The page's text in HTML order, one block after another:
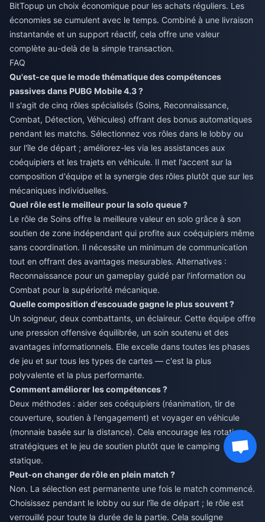
BitTopup un choix économique pour les achats réguliers. Les
économies se cumulent avec le temps. Combiné à une livraison
instantanée et un support réactif, cela offre une valeur
complète au-delà de la simple transaction.
FAQ
Qu'est-ce que le mode thématique des compétences
passives dans PUBG Mobile 4.3 ?
Il s'agit de cinq rôles spécialisés (Soins, Reconnaissance,
Combat, Détection, Véhicules) offrant des bonus automatiques
pendant les matchs. Sélectionnez vos rôles dans le lobby ou
sur l'île de départ ; améliorez-les via les assistances aux
coéquipiers et les trajets en véhicule. Il met l'accent sur la
composition d'équipe et la synergie des rôles plutôt que sur les
mécaniques individuelles.
Quel rôle est le meilleur pour la solo queue ?
Le rôle de Soins offre la meilleure valeur en solo grâce à son
soutien de zone indépendant qui profite aux coéquipiers même
sans coordination. Il nécessite un minimum de communication
tout en offrant des avantages mesurables. Alternatives :
Reconnaissance pour un gameplay guidé par l'information ou
Combat pour la supériorité mécanique.
Quelle composition d'escouade gagne le plus souvent ?
Un soigneur, deux combattants, un éclaireur. Cette équipe offre
une pression offensive équilibrée, un soin soutenu et des
avantages informationnels. Elle excelle dans toutes les phases
de jeu et sur tous les types de cartes — c'est la plus
polyvalente et la plus performante.
Comment améliorer les compétences ?
Deux méthodes : aider ses coéquipiers (réanimation, tir de
couverture, soutien à l'engagement) et voyager en véhicule
(monnaie basée sur la distance). Cela encourage les rotations
stratégiques et le jeu de soutien plutôt que le camping
statique.
Peut-on changer de rôle en plein match ?
Non. La sélection est permanente une fois le match commencé.
Choisissez pendant le lobby ou sur l'île de départ ; le rôle est
verrouillé pour toute la durée de la partie. Cela souligne